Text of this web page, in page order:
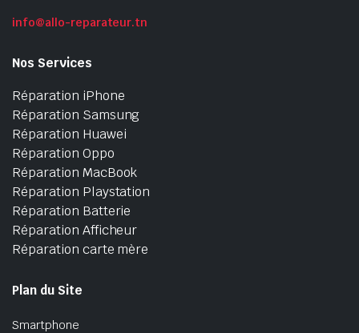
info@allo-reparateur.tn
Nos Services
Réparation iPhone
Réparation Samsung
Réparation Huawei
Réparation Oppo
Réparation MacBook
Réparation Playstation
Réparation Batterie
Réparation Afficheur
Réparation carte mère
Plan du Site
Smartphone